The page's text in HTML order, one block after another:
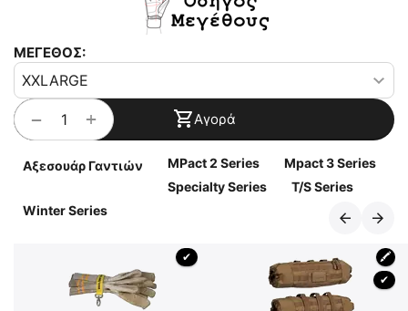
ΜΕΓΕΘΟΣ:
+
− Αγορά
Αξεσουάρ Γαντιών MPact 2 Series
Mpact 3 Series
Specialty Series
T/S Series
Winter Series
✔
🖍
✔